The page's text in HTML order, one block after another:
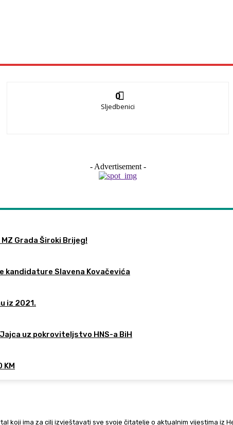
0
Sljedbenici
- Advertisement -
Grada Široki Brijeg!
kandidature Slavena Kovačevića
iz 2021.
uz pokroviteljstvo HNS-a BiH
KM
koji ima za cilj izvještavati sve svoje čitatelje o aktualnim vijestima iz